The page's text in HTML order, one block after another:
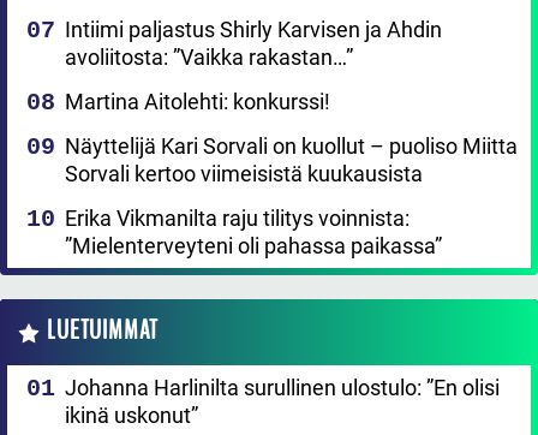
Intiimi paljastus Shirly Karvisen ja Ahdin
avoliitosta: ”Vaikka rakastan…”
Martina Aitolehti: konkurssi!
Näyttelijä Kari Sorvali on kuollut – puoliso Miitta
Sorvali kertoo viimeisistä kuukausista
Erika Vikmanilta raju tilitys voinnista:
”Mielenterveyteni oli pahassa paikassa”
LUETUIMMAT
Johanna Harlinilta surullinen ulostulo: ”En olisi
ikinä uskonut”